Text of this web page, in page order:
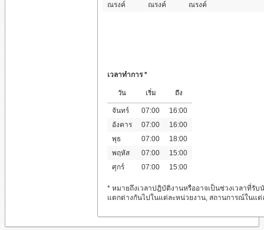
ณรงค์
ณรงค์
ณรงค์
เวลาทำการ *
วัน เริ่ม ถึง
จันทร์ 07:00
16:00
อังคาร
07:00
16:00
พุธ
07:00
18:00
พฤหัส
07:00
15:00
ศุกร์
07:00 15:00
* หมายถึงเวลาปฎิบัติงานหรืออาจเป็นช่วงเวลาที่รับ
แตกต่างกันไปในแต่ละหน่วยงาน, สถานการณ์ในแต่